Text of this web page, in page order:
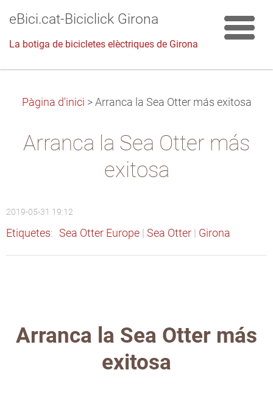
eBici.cat-Biciclick Girona
La botiga de bicicletes elèctriques de Girona
Pàgina d'inici > Arranca la Sea Otter más exitosa
Arranca la Sea Otter más
exitosa
2019-05-31 19:12
Etiquetes: Sea Otter Europe Sea Otter Girona
Arranca la Sea Otter más
exitosa